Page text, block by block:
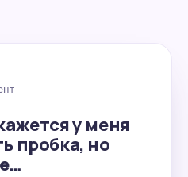
у меня
пробка, но